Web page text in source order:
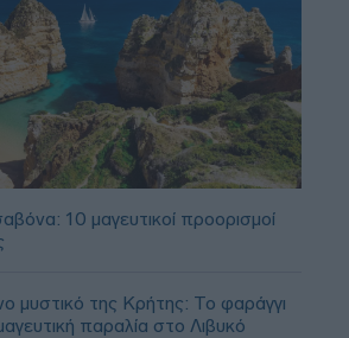
10 μαγευτικοί προορισμοί
μυστικό της Κρήτης: Το φαράγγι
παραλία στο Λιβυκό